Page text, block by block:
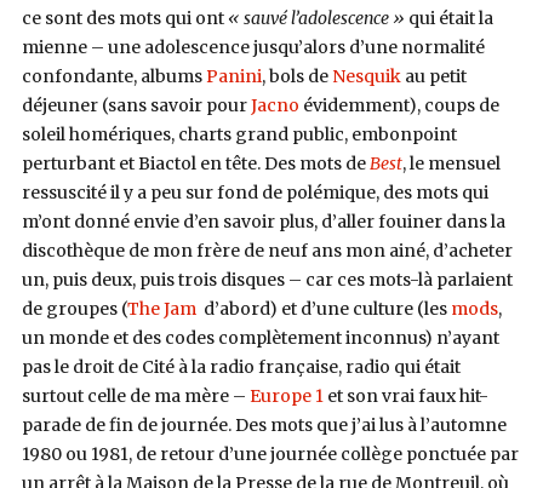
ce sont des mots qui ont « sauvé l’adolescence » qui était la
mienne – une adolescence jusqu’alors d’une normalité
confondante, albumsPanini, bols de Nesquikau petit
déjeuner (sans savoir pourJacno évidemment), coups de
soleil homériques, charts grand public, embonpoint
perturbant et Biactol en tête. Des mots deBest, le mensuel
ressuscité il y a peu sur fond de polémique, des mots qui
m’ont donné envie d’en savoir plus, d’aller fouiner dans la
discothèque de mon frère de neuf ans mon ainé, d’acheter
un, puis deux, puis trois disques – car ces mots-là parlaient
de groupes (The Jam d’abord) et d’une culture (les mods,
un monde et des codes complètement inconnus) n’ayant
pas le droit de Cité à la radio française, radio qui était
surtout celle de ma mère – Europe 1et son vrai faux hit-
parade de fin de journée. Des mots que j’ai lus à l’automne
1980 ou 1981, de retour d’une journée collège ponctuée par
un arrêt à la Maison de la Presse de la rue de Montreuil, où